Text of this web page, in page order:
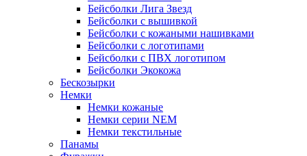
Бейсболки Лига Звезд
Бейсболки с вышивкой
Бейсболки с кожаными нашивками
Бейсболки с логотипами
Бейсболки с ПВХ логотипом
Бейсболки Экокожа
Бескозырки
Немки
Немки кожаные
Немки серии NEM
Немки текстильные
Панамы